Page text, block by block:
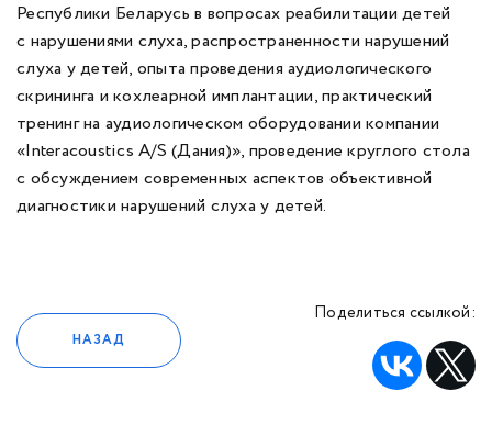
Республики Беларусь в вопросах реабилитации детей
с нарушениями слуха, распространенности нарушений
слуха у детей, опыта проведения аудиологического
скрининга и кохлеарной имплантации, практический
тренинг на аудиологическом оборудовании компании
«Interacoustics A/S (Дания)», проведение круглого стола
с обсуждением современных аспектов объективной
диагностики нарушений слуха у детей.
НАЗАД
Поделиться ссылкой: